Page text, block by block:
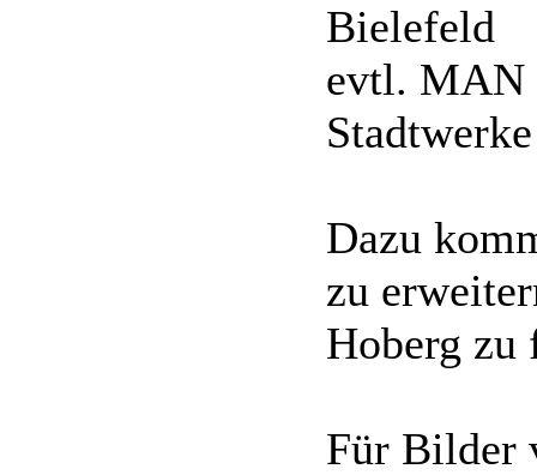
Bielefeld
evtl. MAN
Dazu
zu
Hoberg zu
Für Bilder